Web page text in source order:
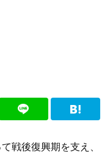
戦後復興期を支え、